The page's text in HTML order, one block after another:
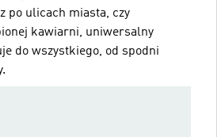
po ulicach miasta, czy
kawiarni, uniwersalny
do wszystkiego, od spodni